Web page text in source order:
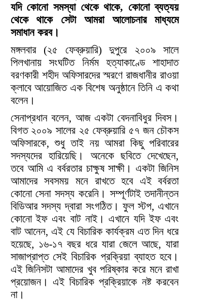
যদি কোনো সমস্যা থেকে থাকে, কোনো ব্যত্যয়
থেকে থাকে সেটা আমরা আলোচনার মাধ্যমে
সমাধান করব।
মঙ্গলবার (২৫ ফেব্রুয়ারি) দুপুরে ২০০৯ সালে
পিলখানায় সংঘটিত নির্মম হত্যাকাণ্ডে শাহাদাত
বরণকারী শহীদ অফিসারদের স্মরণে রাজধানীর রাওয়া
ক্লাবে আয়োজিত এক বিশেষ অনুষ্ঠানে তিনি এ কথা
বলেন।
সেনাপ্রধান বলেন, আজ একটা বেদনাবিধুর দিবস।
বিগত ২০০৯ সালের ২৫ ফেব্রুয়ারি ৫৭ জন চৌকস
অফিসারকে, শুধু তাই নয় আমরা কিছু পরিবারের
সদস্যদের হারিয়েছি। অনেকে ছবিতে দেখেছেন,
তবে আমি এ বর্বরতার চাক্ষুষ সাক্ষী। একটা জিনিস
আমাদের সবসময় মনে রাখতে হবে এই বর্বরতা
কোনো সেনা সদস্য করেনি। সম্পূর্ণটাই তদানীন্তন
বিডিআর সদস্য দ্বারা সংগঠিত। ফুল স্টপ, এখানে
কোনো ইফ এবং বাট নাই। এখানে যদি ইফ এবং
বাট আনেন, এই যে বিচারিক কার্যক্রম এত দিন ধরে
হয়েছে, ১৬-১৭ বছর ধরে যারা জেলে আছে, যারা
সাজাপ্রাপ্ত সেই বিচারিক প্রক্রিয়া ব্যাহত হবে।
এই জিনিসটা আমাদের খুব পরিষ্কার করে মনে রাখা
প্রয়োজন। এই বিচারিক প্রক্রিয়াকে নষ্ট করবেন
না।